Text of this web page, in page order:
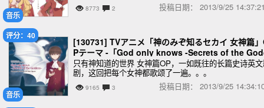
音乐
8773 2 投稿日期： 2013/9/25
音乐
评分：40
[130731] TVアニメ「神のみぞ知るセカイ 女神篇
Pテーマ -「God only knows -Secrets of the
ess-」
只有神知道的世界 女神篇OP，一如既往的长篇史诗英
剧，这回把每个女神都歌颂了一遍。。。
9165 3 投稿日期： 2013/9/25